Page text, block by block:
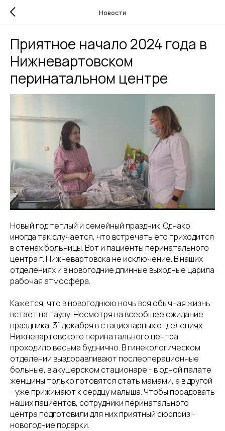
Новости
Приятное начало 2024 года в
Нижневартовском
перинатальном центре
Новый год теплый и семейный праздник. Однако
иногда так случается, что встречать его приходится
в стенах больницы. Вот и пациенты перинатального
центра г. Нижневартовска не исключение. В наших
отделениях и в новогодние длинные выходные царила
рабочая атмосфера.
Кажется, что в новогоднюю ночь вся обычная жизнь
встает на паузу. Несмотря на всеобщее ожидание
праздника, 31 декабря в стационарных отделениях
Нижневартовского перинатального центра
проходило весьма буднично. В гинекологическом
отделении выздоравливают послеоперационные
больные, в акушерском стационаре - в одной палате
женщины только готовятся стать мамами, а в другой
- уже прижимают к сердцу малыша. Чтобы порадовать
наших пациентов, сотрудники перинатального
центра подготовили для них приятный сюрприз -
новогодние подарки.